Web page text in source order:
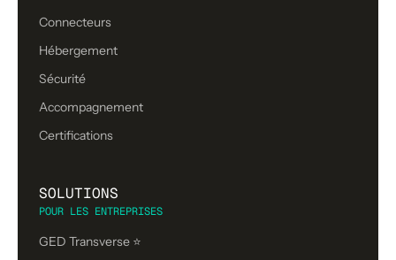
Connecteurs
Hébergement
Sécurité
Accompagnement
Certifications
SOLUTIONS
POUR LES ENTREPRISES
GED Transverse ⭐